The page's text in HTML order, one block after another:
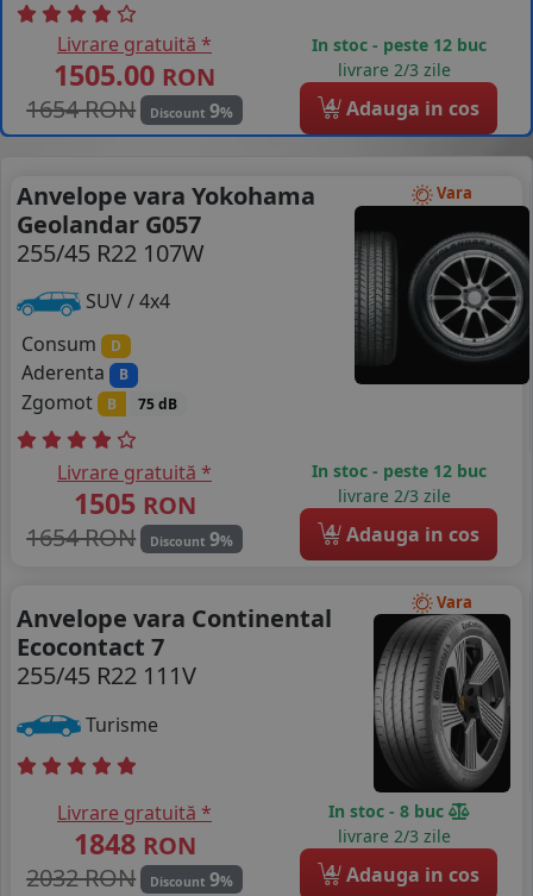
Livrare gratuită *
1505.00 RON
1654 RON
Discount 9%
In stoc - peste 12 buc
livrare 2/3 zile
4 Adauga in cos
Vara
Anvelope vara Yokohama
Geolandar G057
255/45 R22 107W
SUV / 4x4
Consum
D
Aderenta B
Zgomot B 75 dB
Livrare gratuită *
1505 RON
1654 RON
Discount 9%
In stoc - peste 12 buc
livrare 2/3 zile
4 Adauga in cos
Vara
Anvelope vara Continental
Ecocontact 7
255/45 R22 111V
Turisme
Livrare gratuită *
1848 RON
2032 RON
Discount 9%
In stoc - 8 buc
livrare 2/3 zile
4 Adauga in cos